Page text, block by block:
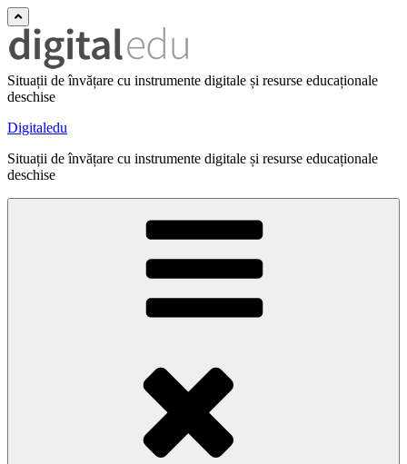
Situații de învățare cu instrumente digitale și resurse educaționale
deschise
Digitaledu
Situații de învățare cu instrumente digitale și resurse educaționale
deschise